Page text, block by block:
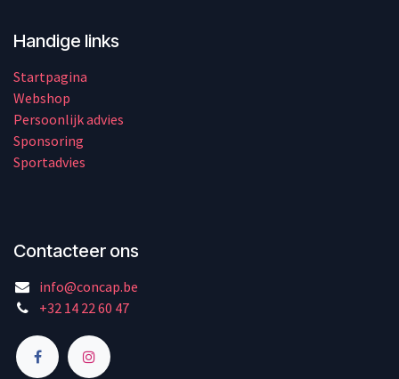
Handige links
Startpagina
Webshop
Persoonlijk advies
Sponsoring
Sportadvies
Contacteer ons
info@concap.be
+32 14 22 60 47